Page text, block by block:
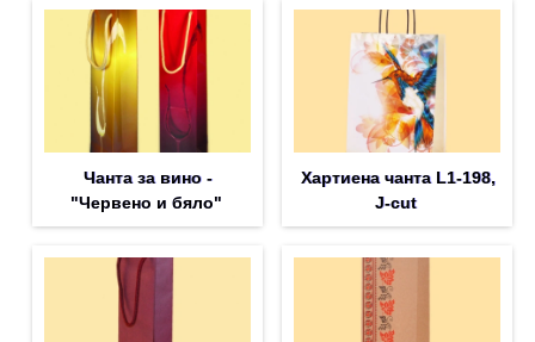
Чанта за вино -
"Червено и бяло"
Хартиена чанта L1-198,
J-cut